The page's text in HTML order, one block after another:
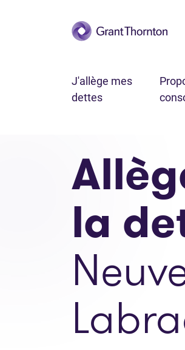
Passer au contenu principal
J'allège mes
dettes
la